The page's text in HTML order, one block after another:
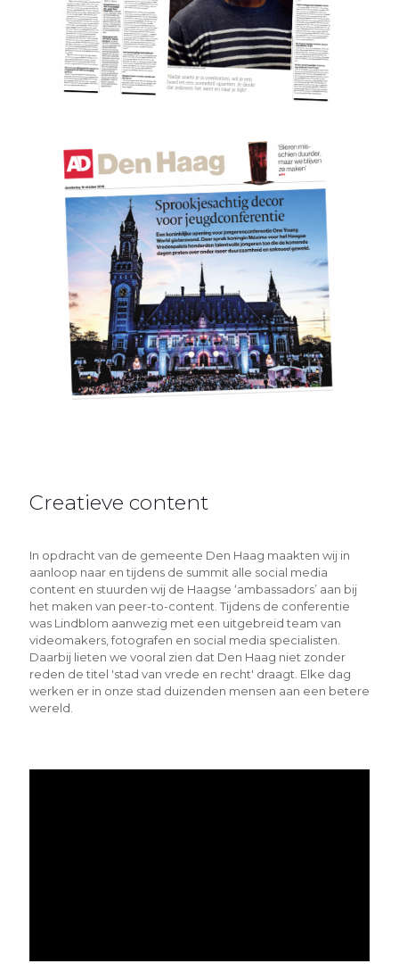
Creatieve content
In opdracht van de gemeente Den Haag maakten wij in
aanloop naar en tijdens de summit alle social media
content en stuurden wij de Haagse ‘ambassadors’ aan bij
het maken van peer-to-content. Tijdens de conferentie
was Lindblom aanwezig met een uitgebreid team van
videomakers, fotografen en social media specialisten.
Daarbij lieten we vooral zien dat Den Haag niet zonder
reden de titel 'stad van vrede en recht' draagt. Elke dag
werken er in onze stad duizenden mensen aan een betere
wereld.